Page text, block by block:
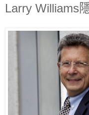
Larry Williams